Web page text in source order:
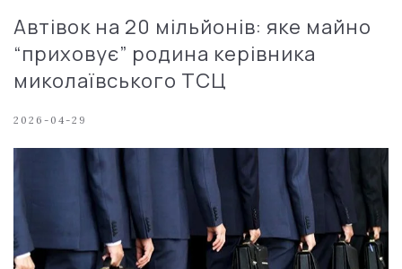
Автівок на 20 мільйонів: яке майно
“приховує” родина керівника
миколаївського ТСЦ
2026-04-29